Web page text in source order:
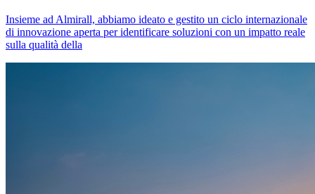
Insieme ad Almirall, abbiamo ideato e gestito un ciclo internazionale
di innovazione aperta per identificare soluzioni con un impatto reale
sulla qualità della